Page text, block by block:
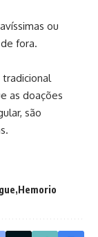
ou
fora.
tradicional
as doações
são
Hemorio